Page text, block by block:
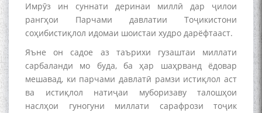
Имрӯз ин суннати деринаи миллӣ дар ҷилои
рангҳои Парчами давлатии Тоҷикистони
соҳибистиқлол идомаи шоистаи худро дарёфтааст.
Яъне он садое аз таърихи гузаштаи миллати
сарбаланди мо буда, ба ҳар шаҳрванд ёдовар
мешавад, ки парчами давлатӣ рамзи истиқлол аст
ва истиқлол натиҷаи муборизаву талошҳои
наслҳои гуногуни миллати сарафрози тоҷик
Дар Академияи миллии
илмҳои Тоҷикистон бахшида
ба 100-солагии мунаққиду
Табаров ҳамоиши илмӣ-
назариявӣ баргузор гардид.